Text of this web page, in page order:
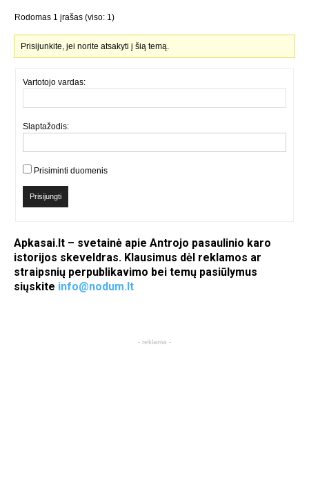
Rodomas 1 įrašas (viso: 1)
Prisijunkite, jei norite atsakyti į šią temą.
Vartotojo vardas:
Slaptažodis:
Prisiminti duomenis
Prisijungti
Apkasai.lt – svetainė apie Antrojo pasaulinio karo
istorijos skeveldras. Klausimus dėl reklamos ar
straipsnių perpublikavimo bei temų pasiūlymus
siųskite info@nodum.lt
- reklama -